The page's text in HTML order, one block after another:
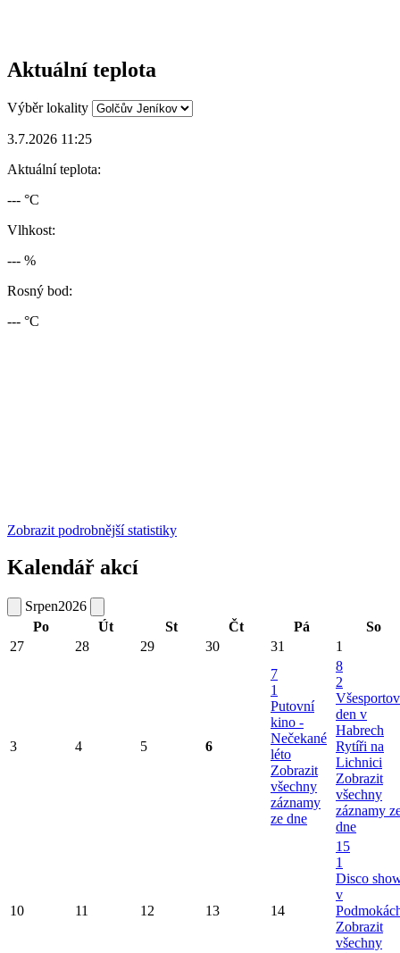
Aktuální teplota
Výběr lokality
3.7.2026 11:25
Aktuální teplota:
--- °C
Vlhkost:
--- %
Rosný bod:
--- °C
Zobrazit podrobnější statistiky
Kalendář akcí
Srpen2026
Po
Út St Čt Pá
So
27
28 29 30 31 1
3 4 5 6
7
1
Putovní
kino -
Nečekané
léto
Zobrazit
všechny
záznamy
ze dne
8
2
den v
Habrech
Rytíři na
Lichnici
Zobrazit
všechny
záznamy
dne
10 11 12 13 14
15
1
Disco
v
Zobrazit
všechny